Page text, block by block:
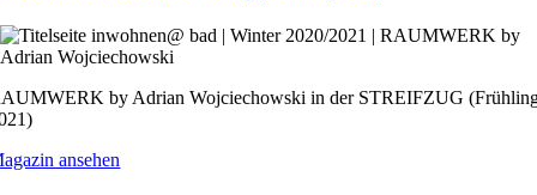
by Adrian Wojciechowski in der STREIFZUG
ansehen